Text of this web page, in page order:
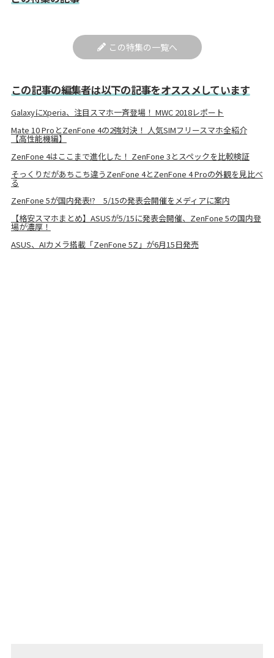
この特集の一覧へ
この記事の編集者は以下の記事をオススメしています
GalaxyにXperia、注目スマホ一斉登場！ MWC 2018レポート
Mate 10 ProとZenFone 4の2強対決！ 人気SIMフリースマホ全紹介
【高性能機編】
ZenFone 4はここまで進化した！ ZenFone 3とスペックを比較検証
そっくりだがあちこち違うZenFone 4とZenFone 4 Proの外観を見比べ
る
ZenFone 5が国内発表!? 5/15の発表会開催をメディアに案内
【格安スマホまとめ】ASUSが5/15に発表会開催、ZenFone 5の国内登
場が濃厚！
ASUS、AIカメラ搭載「ZenFone 5Z」が6月15日発売